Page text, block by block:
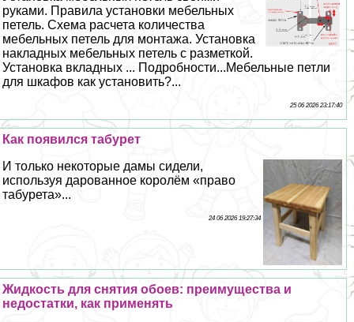
руками. Правила установки мебельных
петель. Схема расчета количества
мебельных петель для монтажа. Установка
накладных мебельных петель с разметкой.
Установка вкладных ... Подробности...Мебельные петли
для шкафов как установить?...
25 06 2026 23:17:40
Как появился табурет
И только некоторые дамы сидели,
используя дарованное королём «право
табурета»...
24 06 2026 19:27:34
Жидкость для снятия обоев: преимущества и
недостатки, как применять